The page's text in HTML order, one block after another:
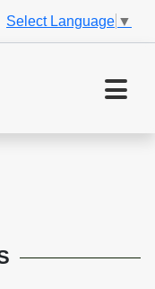
Select Language ▼